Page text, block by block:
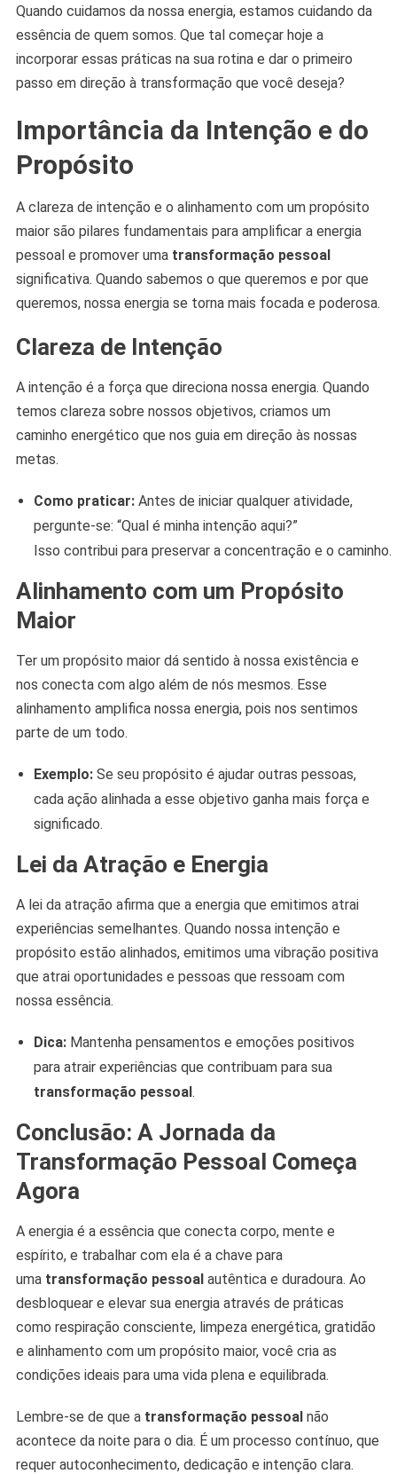
Quando cuidamos da nossa energia, estamos cuidando da
essência de quem somos. Que tal começar hoje a
incorporar essas práticas na sua rotina e dar o primeiro
passo em direção à transformação que você deseja?
Importância da Intenção e do
Propósito
A clareza de intenção e o alinhamento com um propósito
maior são pilares fundamentais para amplificar a energia
pessoal e promover uma transformação pessoal
significativa. Quando sabemos o que queremos e por que
queremos, nossa energia se torna mais focada e poderosa.
Clareza de Intenção
A intenção é a força que direciona nossa energia. Quando
temos clareza sobre nossos objetivos, criamos um
caminho energético que nos guia em direção às nossas
metas.
Como praticar:Antes de iniciar qualquer atividade,
pergunte-se: “Qual é minha intenção aqui?”
Isso contribui para preservar a concentração e o caminho.
Alinhamento com um Propósito
Maior
Ter um propósito maior dá sentido à nossa existência e
nos conecta com algo além de nós mesmos. Esse
alinhamento amplifica nossa energia, pois nos sentimos
parte de um todo.
Exemplo:Se seu propósito é ajudar outras pessoas,
cada ação alinhada a esse objetivo ganha mais força e
significado.
Lei da Atração e Energia
A lei da atração afirma que a energia que emitimos atrai
experiências semelhantes. Quando nossa intenção e
propósito estão alinhados, emitimos uma vibração positiva
que atrai oportunidades e pessoas que ressoam com
nossa essência.
Dica:Mantenha pensamentos e emoções positivos
para atrair experiências que contribuam para sua
transformação pessoal.
Conclusão: A Jornada da
Transformação Pessoal Começa
Agora
A energia é a essência que conecta corpo, mente e
espírito, e trabalhar com ela é a chave para
uma transformação pessoalautêntica e duradoura. Ao
desbloquear e elevar sua energia através de práticas
como respiração consciente, limpeza energética, gratidão
e alinhamento com um propósito maior, você cria as
condições ideais para uma vida plena e equilibrada.
Lembre-se de que a transformação pessoalnão
acontece da noite para o dia. É um processo contínuo, que
requer autoconhecimento, dedicação e intenção clara.